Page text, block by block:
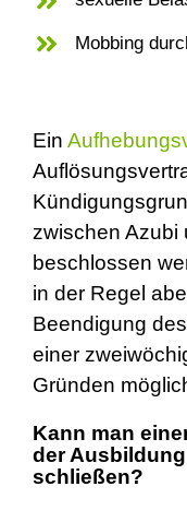
Mobbing
Ein
zwischen Azubi
beschlossen
in der Regel
Beendigung
einer
Gründen
Kann man
der
schließen?